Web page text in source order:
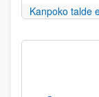
Kanpoko talde